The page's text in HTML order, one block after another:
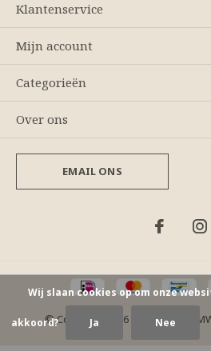
Klantenservice
Mijn account
Categorieën
Over ons
EMAIL ONS
© Copyright 2026 - Theme By
Wij slaan cookies op om onze
akkoord? Ja Nee